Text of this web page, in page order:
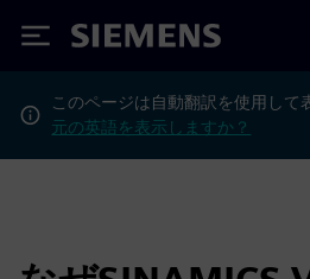
Siemens
このページは自動翻訳を使用して
元の英語を表示しますか？